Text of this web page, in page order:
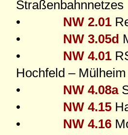
Straßenbahnnetzes
•
NW 2.01
•
NW 3.05d
•
NW 4.01
Hochfeld –
•
NW 4.08a
•
NW 4.15
•
NW 4.16